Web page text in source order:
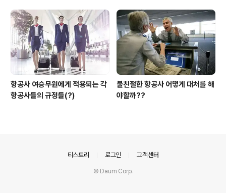
항공사 여승무원에게 적용되는 각
항공사들의 규정들(?)
불친절한 항공사 어떻게 대처를 해
야할까??
티스토리 로그인 고객센터
© Daum Corp.